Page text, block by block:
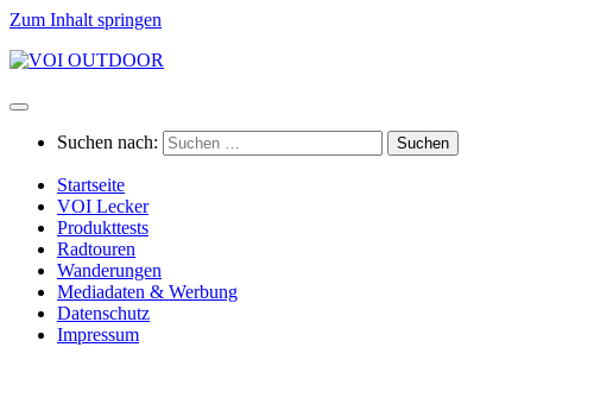
Zum Inhalt springen
Suchen nach:
Startseite
VOI Lecker
Produkttests
Radtouren
Wanderungen
Mediadaten & Werbung
Datenschutz
Impressum